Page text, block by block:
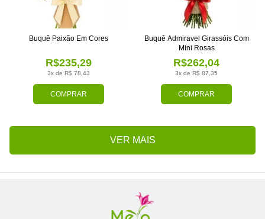
COMPRAR
3x de R$ 78,43
R$235,29
Buquê Paixão Em Cores
COMPRAR
3x de R$ 87,35
R$262,04
Buquê Admiravel Girassóis Com
Mini Rosas
VER MAIS